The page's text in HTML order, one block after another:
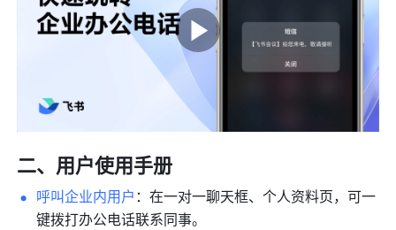
二、用户使用手册
呼叫企业内用户 ：在一对一聊天框、个人资料页，可一
键拨打办公电话联系同事。